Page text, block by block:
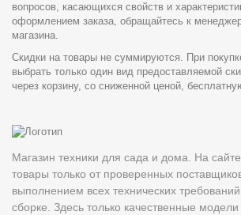
вопросов, касающихся свойств и
оформлением заказа, обращайтесь к
магазина.
Скидки на товары не суммируются. При
выбрать только один вид предоставляемой
через корзину, со сниженной ценой,
Магазин техники для сада и дома. На
товары только от проверенных
выполнением всех технических
сборке. Здесь только качественные